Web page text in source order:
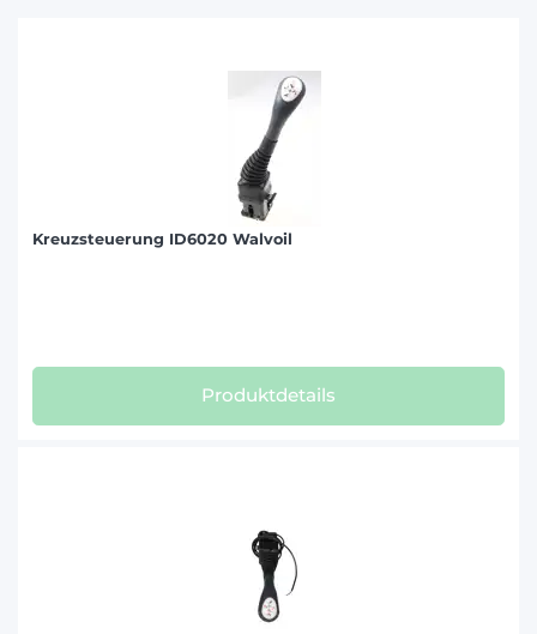
Kreuzsteuerung ID6020 Walvoil
Produktdetails